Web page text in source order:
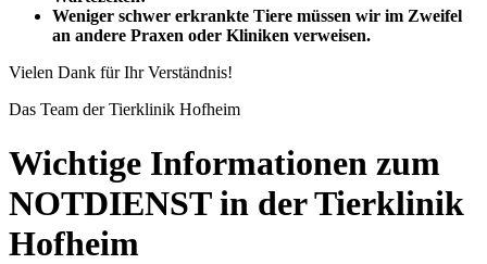
Weniger schwer erkrankte Tiere müssen wir im Zweifel
an andere Praxen oder Kliniken verweisen.
Vielen Dank für Ihr Verständnis!
Das Team der Tierklinik Hofheim
Wichtige Informationen zum
NOTDIENST in der Tierklinik
Hofheim